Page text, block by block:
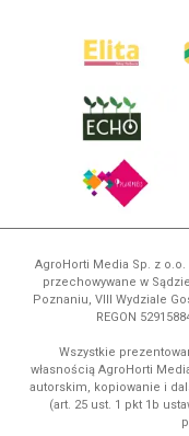
AgroHorti Media Sp. z o.o.
przechowywane w
Poznaniu, VIII Wydziale
REGON
Wszystkie
własnością AgroHorti
autorskim, kopiowanie i
(art. 25 ust. 1 pkt 1b